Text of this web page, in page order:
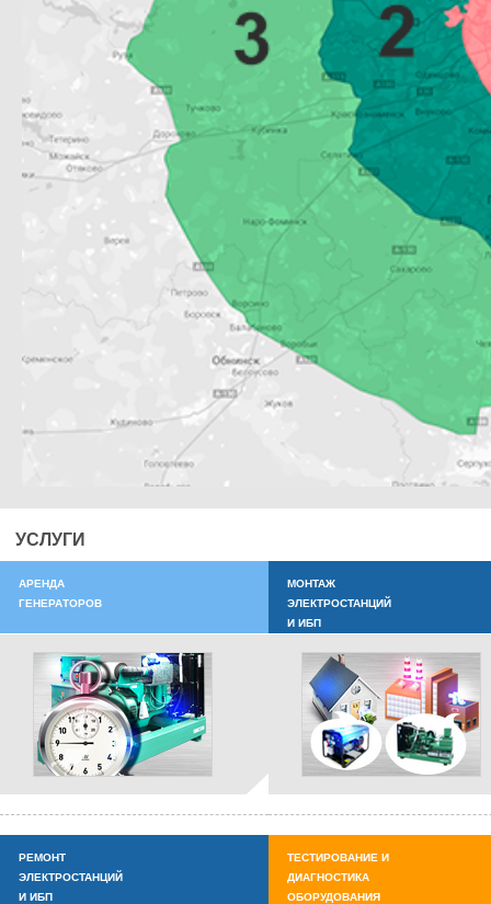
УСЛУГИ
АРЕНДА
ГЕНЕРАТОРОВ
МОНТАЖ
ЭЛЕКТРОСТАНЦИЙ
И ИБП
РЕМОНТ
ЭЛЕКТРОСТАНЦИЙ
И ИБП
ТЕСТИРОВАНИЕ И
ДИАГНОСТИКА
ОБОРУДОВАНИЯ